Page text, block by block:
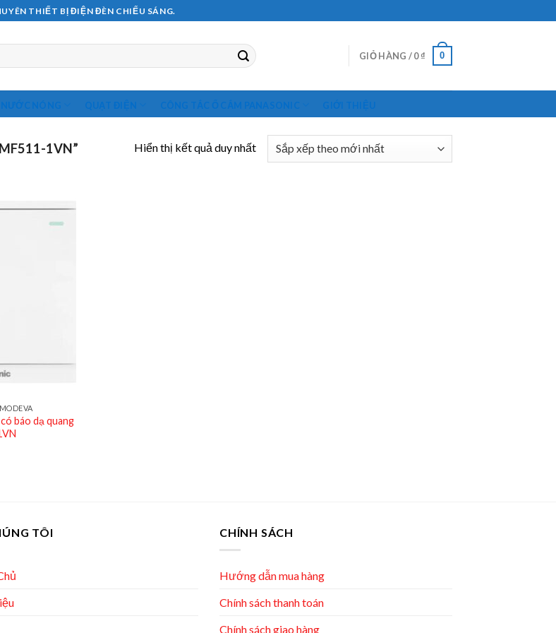
THIẾT BỊ ĐIỆN ĐÈN CHIẾU SÁNG.
GIỎ HÀNG /0₫ 0
NƯỚC NÓNG QUẠT ĐIỆN CÔNG TẮC Ổ CẮM PANASONIC GIỚI THIỆU
1VN” Hiển thị kết quả duy nhất
báo dạ quang
TÔI CHÍNH SÁCH
Hướng dẫn mua hàng
Chính sách thanh toán
Chính sách giao hàng